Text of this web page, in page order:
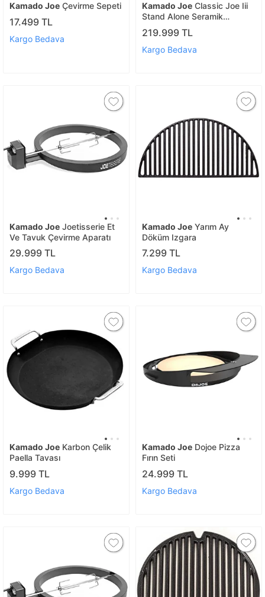
Kamado Joe Çevirme Sepeti
17.499 TL
Kargo Bedava
Kamado Joe Classic Joe Iii
Stand Alone Seramik
Kömürlü Barbekü | Kömürlü
Mangal
219.999 TL
Kargo Bedava
Kamado Joe Joetisserie Et
Ve Tavuk Çevirme Aparatı
29.999 TL
Kargo Bedava
Kamado Joe Yarım Ay
Döküm Izgara
7.299 TL
Kargo Bedava
Kamado Joe Karbon Çelik
Paella Tavası
9.999 TL
Kargo Bedava
Kamado Joe Dojoe Pizza
Fırın Seti
24.999 TL
Kargo Bedava